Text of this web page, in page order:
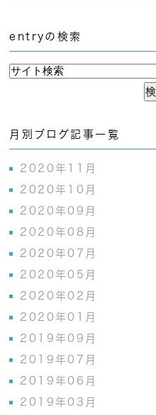
entryの検索
月別ブログ記事一覧
2020年11月
2020年10月
2020年09月
2020年08月
2020年07月
2020年05月
2020年02月
2020年01月
2019年09月
2019年07月
2019年06月
2019年03月